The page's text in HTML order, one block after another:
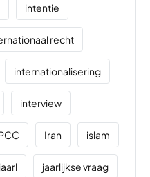
intentie
recht
internationalisering
interview
Iran islam
jaarl jaarlijkse vraag